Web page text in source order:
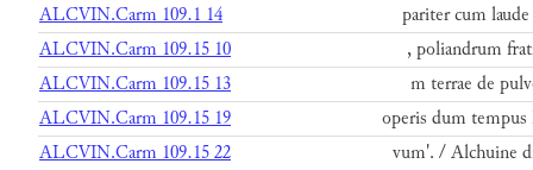
ALCVIN.Carm 109.1 14
pariter cum
ALCVIN.Carm 109.15 10
, poliandrum
ALCVIN.Carm 109.15 13
m terrae de
ALCVIN.Carm 109.15 19
operis dum
ALCVIN.Carm 109.15 22
vum'. / Alchuine